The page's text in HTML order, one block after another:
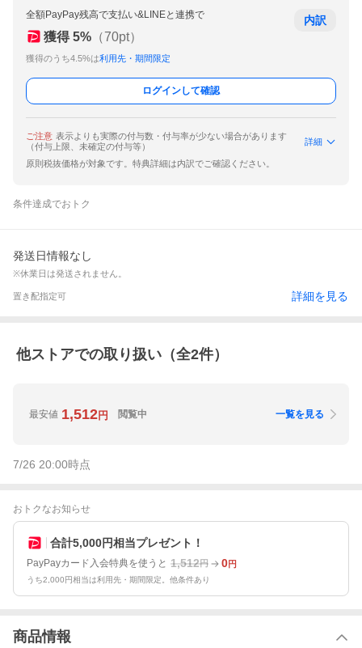
全額PayPay残高で支払い&LINEと連携で
獲得 5% （70pt）
獲得のうち4.5%は利用先・期間限定
内訳
ログインして確認
ご注意 表示よりも実際の付与数・付与率が少ない場合があります
（付与上限、未確定の付与等）
詳細
原則税抜価格が対象です。特典詳細は内訳でご確認ください。
条件達成でおトク
発送日情報なし
※休業日は発送されません。
置き配指定可 詳細を見る
他ストアでの取り扱い（全2件）
最安値 1,512円 閲覧中 一覧を見る
7/26 20:00時点
おトクなお知らせ
合計5,000円相当プレゼント！
PayPayカード入会特典を使うと 1,512円 0円
うち2,000円相当は利用先・期間限定。他条件あり
商品情報